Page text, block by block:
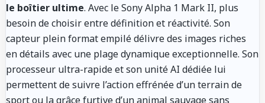
le boîtier ultime. Avec le Sony Alpha 1 Mark II, plus
besoin de choisir entre définition et réactivité. Son
capteur plein format empilé délivre des images riches
en détails avec une plage dynamique exceptionnelle. Son
processeur ultra-rapide et son unité AI dédiée lui
permettent de suivre l’action effrénée d’un terrain de
sport ou la grâce furtive d’un animal sauvage sans